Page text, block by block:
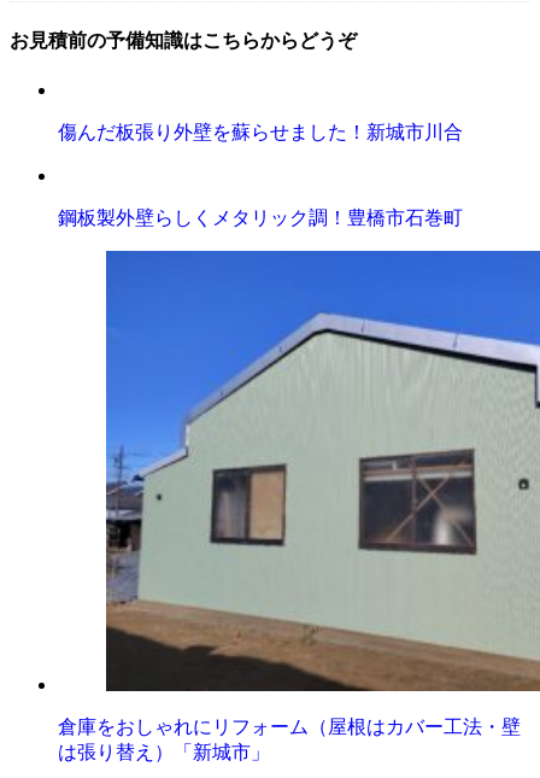
お見積前の予備知識はこちらからどうぞ
傷んだ板張り外壁を蘇らせました！新城市川合
鋼板製外壁らしくメタリック調！豊橋市石巻町
倉庫をおしゃれにリフォーム（屋根はカバー工法・壁
は張り替え）「新城市」